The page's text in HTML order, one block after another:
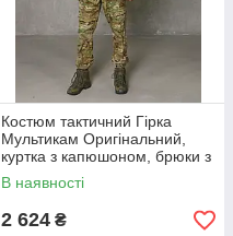
Костюм тактичний Гірка
Мультикам Оригінальний,
куртка з капюшоном, брюки з
підтяжками, тканина ріп-стоп
В наявності
2 624 ₴